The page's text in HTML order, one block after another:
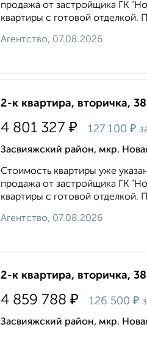
продажа от застройщика ГК
квартиры с готовой отделкой.
Агентство, 07.08.2026
2-к квартира, вторичка,
4 801 327 ₽ 127 100 ₽
Засвияжский район, мкр.
Стоимость квартиры уже
продажа от застройщика ГК
квартиры с готовой отделкой.
Агентство, 07.08.2026
2-к квартира, вторичка,
4 859 788 ₽ 126 500 ₽
Засвияжский район, мкр.